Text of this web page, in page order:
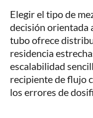
Elegir el tipo de
decisión orientada
tubo ofrece
residencia
escalabilidad
recipiente de flujo
los errores de